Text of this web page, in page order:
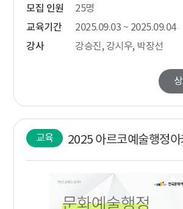
모집 인원
25명
교육기간
2025.09.03 ~ 2025.09.04
강사
강승진, 강시우, 박장선
교육